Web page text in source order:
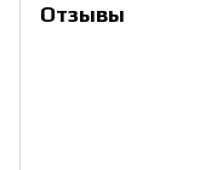
Отзывы